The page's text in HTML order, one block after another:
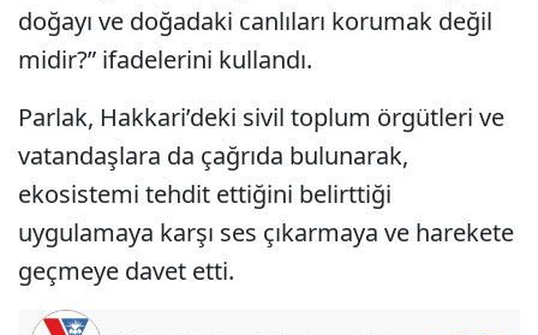
doğayı ve doğadaki canlıları korumak değil
midir?” ifadelerini kullandı.
Parlak, Hakkari’deki sivil toplum örgütleri ve
vatandaşlara da çağrıda bulunarak,
ekosistemi tehdit ettiğini belirttiği
uygulamaya karşı ses çıkarmaya ve harekete
geçmeye davet etti.